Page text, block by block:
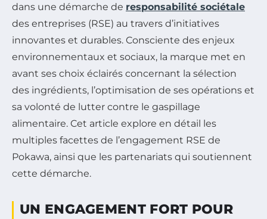
dans une démarche de responsabilité sociétale
des entreprises (RSE) au travers d’initiatives
innovantes et durables. Consciente des enjeux
environnementaux et sociaux, la marque met en
avant ses choix éclairés concernant la sélection
des ingrédients, l’optimisation de ses opérations et
sa volonté de lutter contre le gaspillage
alimentaire. Cet article explore en détail les
multiples facettes de l’engagement RSE de
Pokawa, ainsi que les partenariats qui soutiennent
cette démarche.
UN ENGAGEMENT FORT POUR